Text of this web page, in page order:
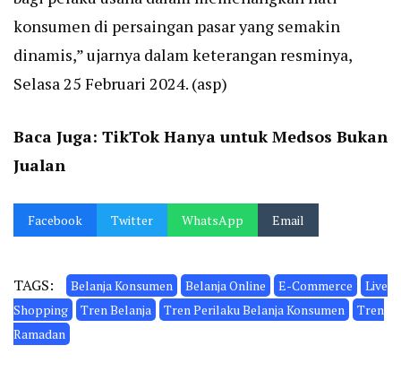
konsumen di persaingan pasar yang semakin
dinamis,” ujarnya dalam keterangan resminya,
Selasa 25 Februari 2024. (asp)
Baca Juga: TikTok Hanya untuk Medsos Bukan
Jualan
Facebook Twitter WhatsApp Email
TAGS: Belanja Konsumen Belanja Online E-Commerce
Live
Shopping
Tren Belanja Tren Perilaku Belanja Konsumen
Tren
Ramadan